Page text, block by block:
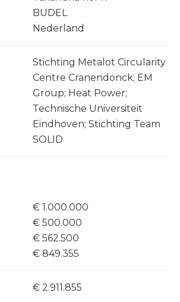
BUDEL
Nederland
Stichting Metalot Circularity
Centre Cranendonck; EM
Group; Heat Power;
Technische Universiteit
Eindhoven; Stichting Team
SOLID
€ 1.000.000
€ 500.000
€ 562.500
€ 849.355
€ 2.911.855